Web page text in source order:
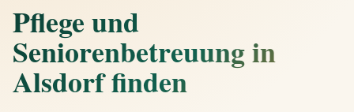
Pflege und
Seniorenbetreuung in
Alsdorf finden